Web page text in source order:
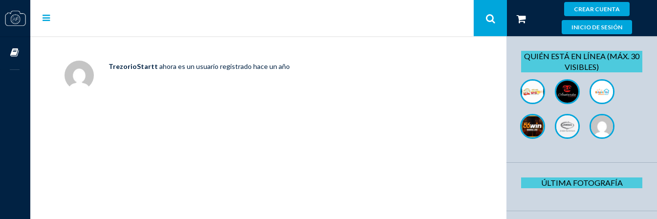
CREAR CUENTA
INICIO DE SESIÓN
TrezorioStartt ahora es un usuario registrado hace un año
QUIÉN ESTÁ EN LÍNEA (MÁX. 30
VISIBLES)
ÚLTIMA FOTOGRAFÍA